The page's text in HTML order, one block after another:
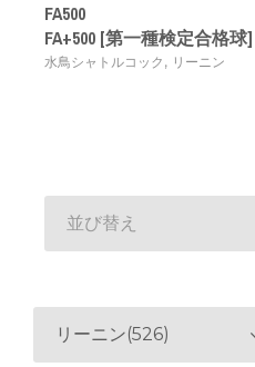
FA500
FA+500 [第一種検定合格球]
水鳥シャトルコック , リーニン
並び替え
リーニン(526)